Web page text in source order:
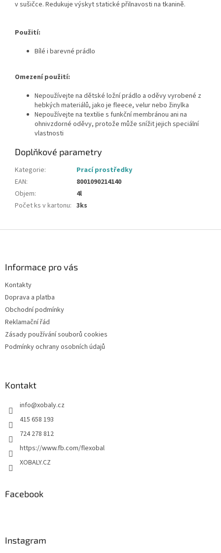
v sušičce. Redukuje výskyt statické přilnavosti na tkanině.
Použití:
Bílé i barevné prádlo
Omezení použití:
Nepoužívejte na dětské ložní prádlo a oděvy vyrobené z
hebkých materiálů, jako je fleece, velur nebo žinylka
Nepoužívejte na textilie s funkční membránou ani na
ohnivzdorné oděvy, protože může snížit jejich speciální
vlastnosti
Doplňkové parametry
Kategorie:
Prací prostředky
EAN:
8001090214140
Objem:
4l
Počet ks v kartonu: 3ks
Informace pro vás
Kontakty
Doprava a platba
Obchodní podmínky
Reklamační řád
Zásady používání souborů cookies
Podmínky ochrany osobních údajů
Kontakt
info@xobaly.cz
415 658 193
724 278 812
https://www.fb.com/flexobal
XOBALY.CZ
Facebook
Instagram